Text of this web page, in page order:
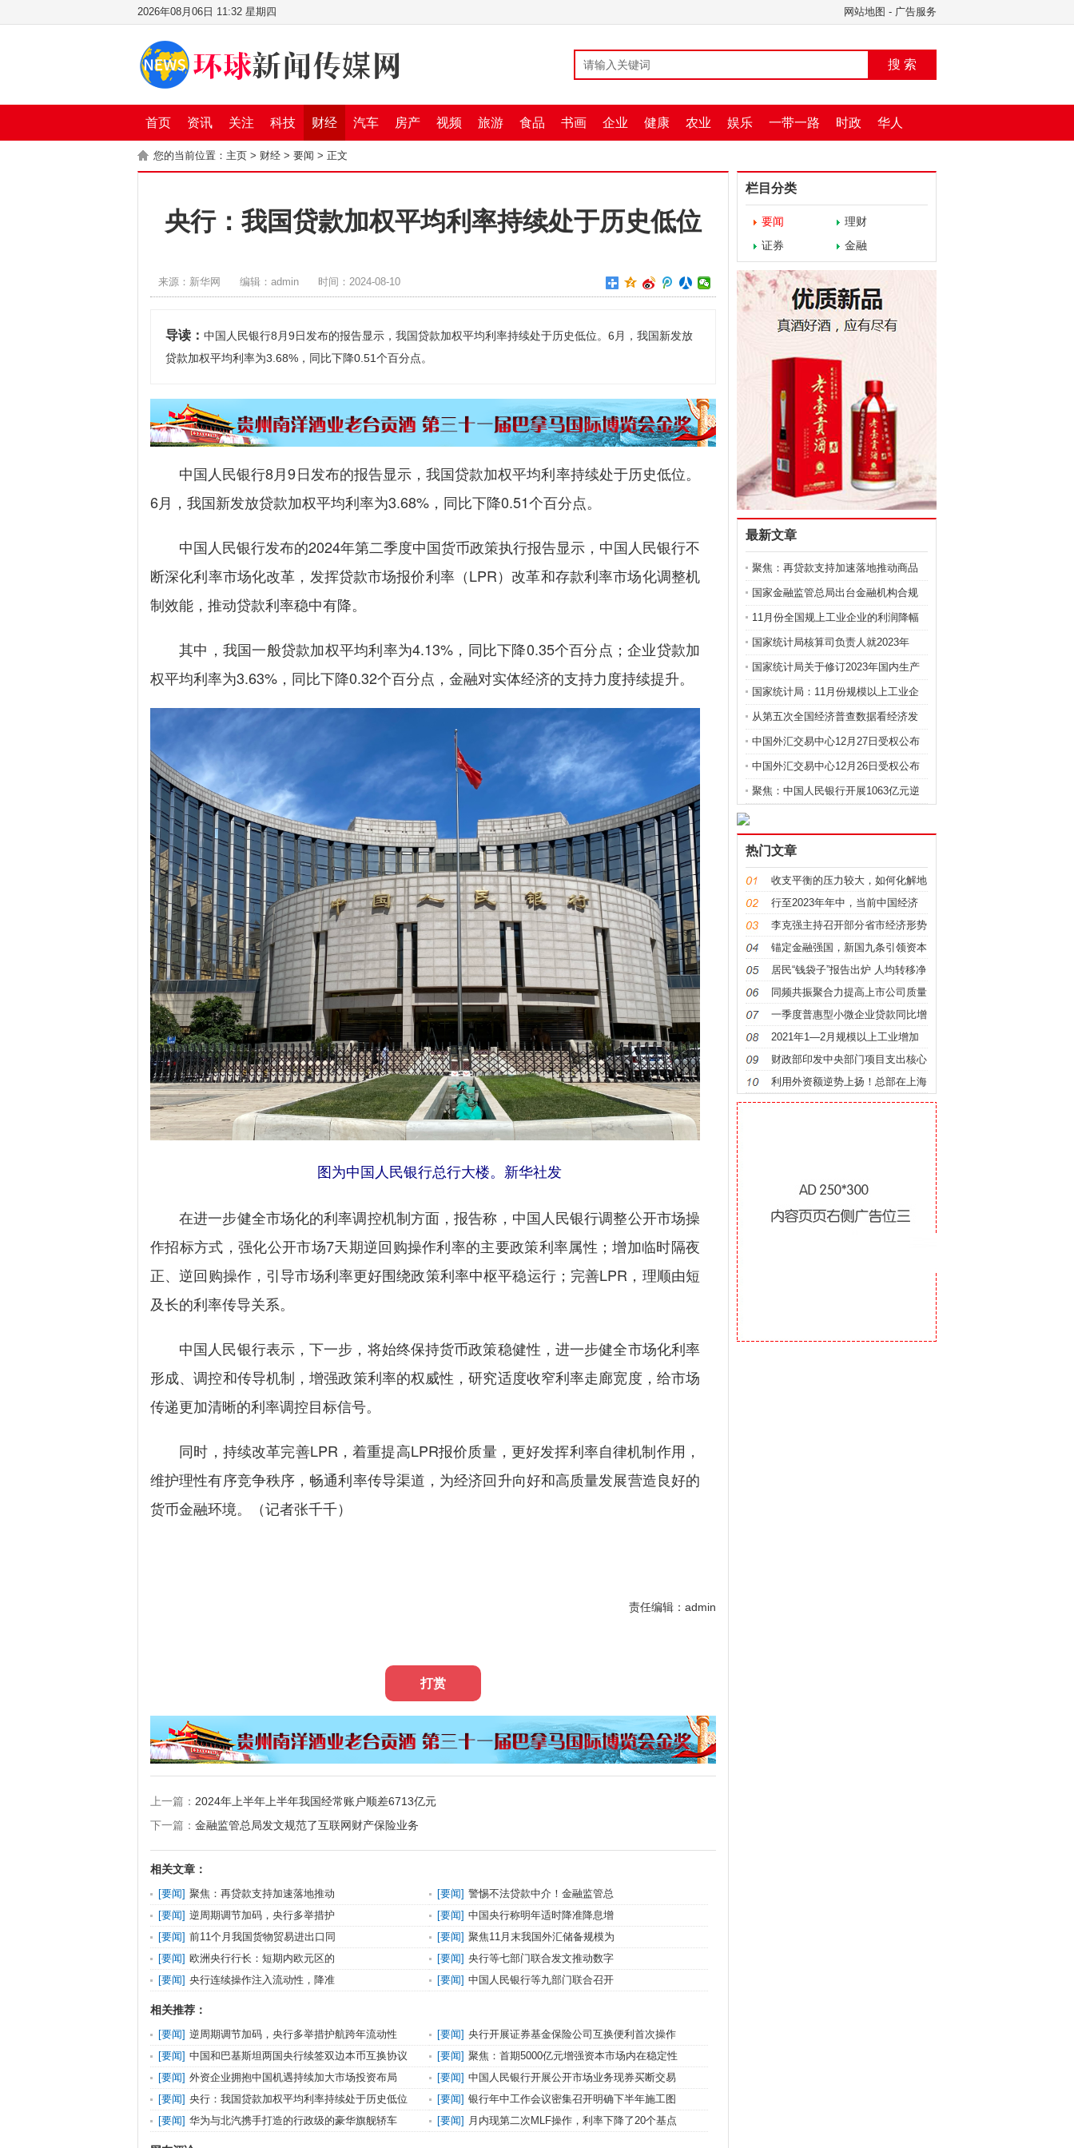
网站地图 - 广告服务
2026年08月06日 11:32 星期四
搜 索
首页 资讯 关注 科技 财经 汽车 房产 视频 旅游 食品 书画 企业 健康 农业 娱乐 一带一路 时政 华人
您的当前位置： 主页 > 财经 > 要闻 > 正文
央行：我国贷款加权平均利率持续处于历史低位
来源：新华网 编辑：admin 时间：2024-08-10
导读： 中国人民银行8月9日发布的报告显示，我国贷款加权平均利率持续处于历史低位。6月，我国新发放
贷款加权平均利率为3.68%，同比下降0.51个百分点。
中国人民银行8月9日发布的报告显示，我国贷款加权平均利率持续处于历史低位。
6月，我国新发放贷款加权平均利率为3.68%，同比下降0.51个百分点。
中国人民银行发布的2024年第二季度中国货币政策执行报告显示，中国人民银行不
断深化利率市场化改革，发挥贷款市场报价利率（LPR）改革和存款利率市场化调整机
制效能，推动贷款利率稳中有降。
其中，我国一般贷款加权平均利率为4.13%，同比下降0.35个百分点；企业贷款加
权平均利率为3.63%，同比下降0.32个百分点，金融对实体经济的支持力度持续提升。
图为中国人民银行总行大楼。新华社发
在进一步健全市场化的利率调控机制方面，报告称，中国人民银行调整公开市场操
作招标方式，强化公开市场7天期逆回购操作利率的主要政策利率属性；增加临时隔夜
正、逆回购操作，引导市场利率更好围绕政策利率中枢平稳运行；完善LPR，理顺由短
及长的利率传导关系。
中国人民银行表示，下一步，将始终保持货币政策稳健性，进一步健全市场化利率
形成、调控和传导机制，增强政策利率的权威性，研究适度收窄利率走廊宽度，给市场
传递更加清晰的利率调控目标信号。
同时，持续改革完善LPR，着重提高LPR报价质量，更好发挥利率自律机制作用，
维护理性有序竞争秩序，畅通利率传导渠道，为经济回升向好和高质量发展营造良好的
货币金融环境。（记者张千千）
责任编辑：admin
打赏
上一篇： 2024年上半年上半年我国经常账户顺差6713亿元
下一篇： 金融监管总局发文规范了互联网财产保险业务
相关文章：
[要闻] 聚焦：再贷款支持加速落地推动 [要闻] 警惕不法贷款中介！金融监管总
[要闻] 逆周期调节加码，央行多举措护 [要闻] 中国央行称明年适时降准降息增
[要闻] 前11个月我国货物贸易进出口同 [要闻] 聚焦11月末我国外汇储备规模为
[要闻] 欧洲央行行长：短期内欧元区的 [要闻] 央行等七部门联合发文推动数字
[要闻] 央行连续操作注入流动性，降准 [要闻] 中国人民银行等九部门联合召开
相关推荐：
[要闻] 逆周期调节加码，央行多举措护航跨年流动性 [要闻] 央行开展证券基金保险公司互换便利首次操作
[要闻] 中国和巴基斯坦两国央行续签双边本币互换协议 [要闻] 聚焦：首期5000亿元增强资本市场内在稳定性
[要闻] 外资企业拥抱中国机遇持续加大市场投资布局 [要闻] 中国人民银行开展公开市场业务现券买断交易
[要闻] 央行：我国贷款加权平均利率持续处于历史低位 [要闻] 银行年中工作会议密集召开明确下半年施工图
[要闻] 华为与北汽携手打造的行政级的豪华旗舰轿车 [要闻] 月内现第二次MLF操作，利率下降了20个基点
栏目分类
要闻
理财
证券
金融
最新文章
聚焦：再贷款支持加速落地推动商品
房去库存
国家金融监管总局出台金融机构合规
管理办法
11月份全国规上工业企业的利润降幅
继续收窄
国家统计局核算司负责人就2023年
GDP数据修订问题答记
国家统计局关于修订2023年国内生产
总值数据的公告
国家统计局：11月份规模以上工业企
业利润降幅继续收窄
从第五次全国经济普查数据看经济发
展新变化
中国外汇交易中心12月27日受权公布
人民币市场汇价
中国外汇交易中心12月26日受权公布
人民币市场汇价
聚焦：中国人民银行开展1063亿元逆
热门文章
收支平衡的压力较大，如何化解地
方财政收支矛盾
行至2023年年中，当前中国经济
新现象新观察
李克强主持召开部分省市经济形势
视频座谈会
锚定金融强国，新国九条引领资本
市场高质量发展
居民“钱袋子”报告出炉 人均转移净
收入增长6.8%
同频共振聚合力提高上市公司质量
展现新气象
一季度普惠型小微企业贷款同比增
25.93%
2021年1—2月规模以上工业增加
值同比实际增长35.1 %
财政部印发中央部门项目支出核心
绩效指引文件
利用外资额逆势上扬！总部在上海
全球做生意